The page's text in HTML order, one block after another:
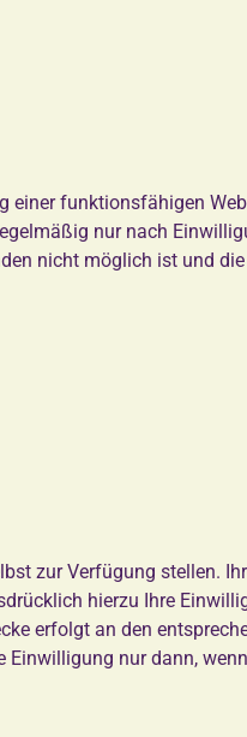
einer funktionsfähigen
nur nach
nicht möglich ist und
zur Verfügung stellen.
hierzu Ihre
erfolgt an den
Einwilligung nur dann,